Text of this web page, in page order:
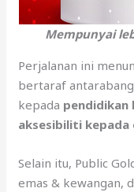
Mempunyai
Perjalanan ini
bertaraf
kepada pendidikan
aksesibiliti kepada
Selain itu, Public
emas & kewangan,